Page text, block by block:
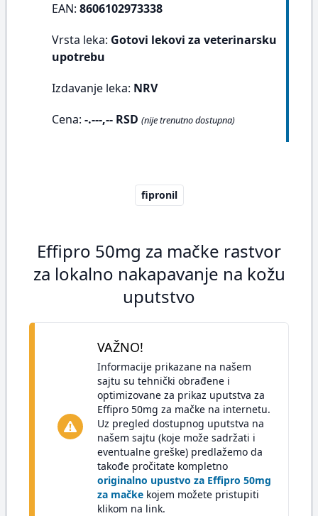
EAN: 8606102973338
Vrsta leka: Gotovi lekovi za veterinarsku
upotrebu
Izdavanje leka: NRV
Cena: -.---,-- RSD (nije trenutno dostupna)
fipronil
Effipro 50mg za mačke rastvor
za lokalno nakapavanje na kožu
uputstvo
VAŽNO!
Informacije prikazane na našem
sajtu su tehnički obrađene i
optimizovane za prikaz uputstva za
Effipro 50mg za mačke na internetu.
Uz pregled dostupnog uputstva na
našem sajtu (koje može sadržati i
eventualne greške) predlažemo da
takođe pročitate kompletno
originalno upustvo za Effipro 50mg
za mačke kojem možete pristupiti
klikom na link.